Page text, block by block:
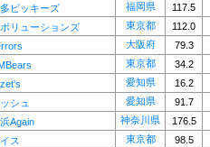
ビッキーズ 福岡県
117.5
リューションズ 東京都
112.0
大阪府
79.3
東京都
34.2
愛知県
16.2
シュ 愛知県
91.7
Again 神奈川県
176.5
ス 東京都
98.5